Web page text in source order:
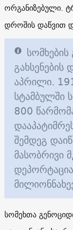
ორგანიზებული.
დროშის დაწვით
აპრილი.
სტამბულში
800
შემდეგ
მასობრივი
სომეხთა